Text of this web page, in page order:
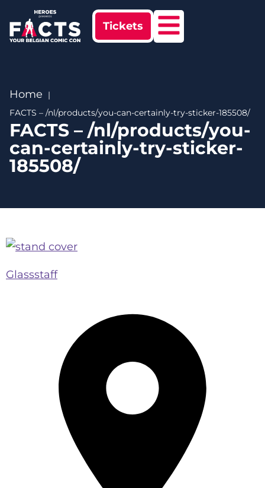
Tickets
Home
FACTS – /nl/products/you-can-certainly-try-sticker-185508/
FACTS – /nl/products/you-
can-certainly-try-sticker-
185508/
Glassstaff